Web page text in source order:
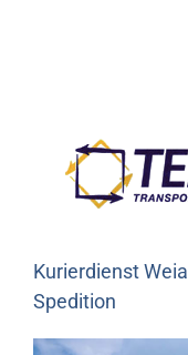
Kurierdienst
Spedition